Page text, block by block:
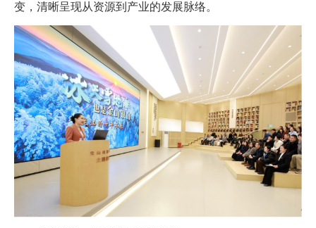
变，清晰呈现从资源到产业的发展脉络。